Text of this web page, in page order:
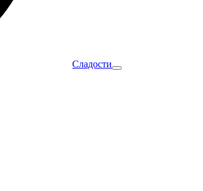
Сладости